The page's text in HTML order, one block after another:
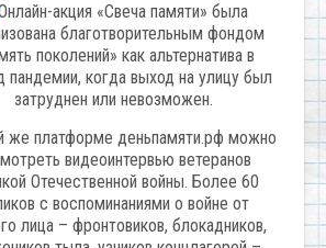
акция «Свеча памяти» была
благотворительным фондом
поколений» как альтернатива в
пандемии, когда выход на улицу был
затруднен или невозможен.
же платформе деньпамяти.рф можно
видеоинтервью ветеранов
Отечественной войны. Более 60
с воспоминаниями о войне от
лица – фронтовиков, блокадников,